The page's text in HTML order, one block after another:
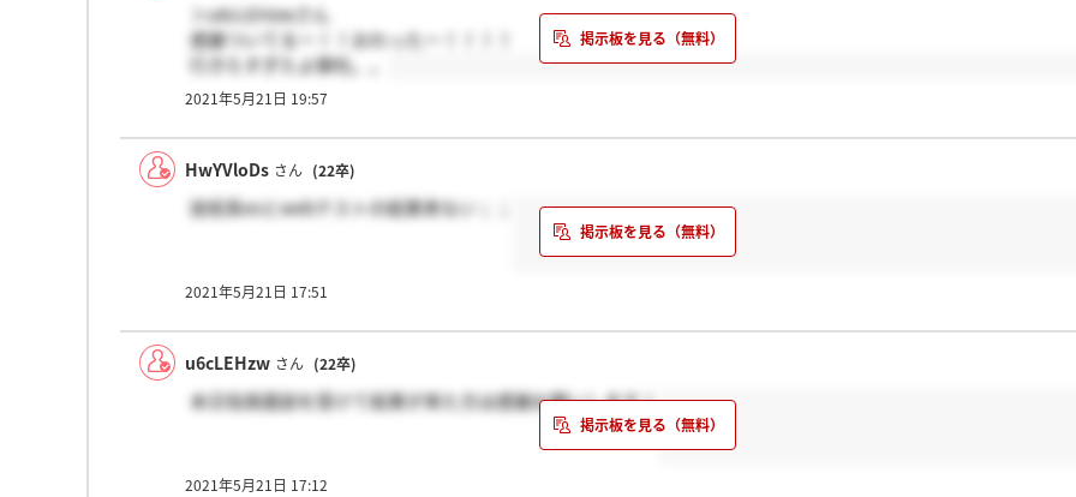
＞u6cLEHzwさん
感謝ついてるー！！おわったー！！！！
行きたすぎたよ御社。。
2021年5月21日 19:57
HwYVloDs さん (22卒)
技術系esとwebテストの結果来ない；；
2021年5月21日 17:51
u6cLEHzw さん (22卒)
本日役員面談を受けて結果が来た方は感謝お願いします！
2021年5月21日 17:12